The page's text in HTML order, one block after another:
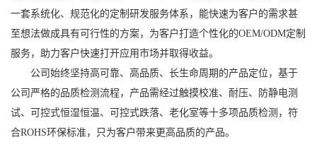
一套系统化、规范化的定制研发服务体系，能快速为客户的需求甚
至想法做成具有可行性的方案，为客户打造个性化的OEM/ODM定制
服务，助力客户快速打开应用市场并取得收益。
公司始终坚持高可靠、高品质、长生命周期的产品定位，基于
公司严格的品质检测流程，产品需经过触摸校准、耐压、防静电测
试、可控式恒湿恒温、可控式跌落、老化室等十多项品质检测，符
合ROHS环保标准，只为客户带来更高品质的产品。